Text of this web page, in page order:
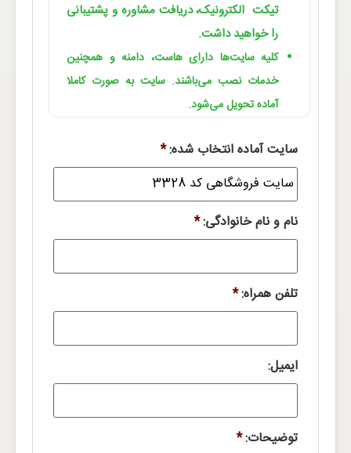
تیکت الکترونیک، دریافت مشاوره و پشتیبانی
را خواهید داشت.
کلیه سایت‌ها دارای هاست، دامنه و همچنین
خدمات نصب می‌باشند. سایت به صورت کاملا
آماده تحویل می‌شود.
سایت آماده انتخاب شده:*
نام و نام خانوادگی:*
تلفن همراه:*
ایمیل:
توضیحات:*